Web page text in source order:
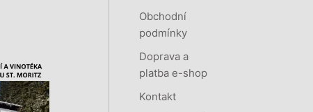
Obchodní
podmínky
Doprava a
platba e-shop
Kontakt